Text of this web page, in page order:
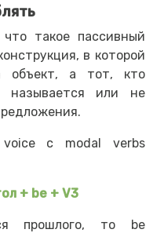
такое пассивный
в которой
объект, а тот, кто
называется или не
с modal verbs
+ be + V3
прошлого, то be